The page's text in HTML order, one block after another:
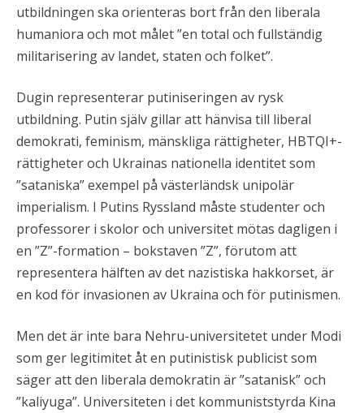
utbildningen ska orienteras bort från den liberala
humaniora och mot målet ”en total och fullständig
militarisering av landet, staten och folket”.
Dugin representerar putiniseringen av rysk
utbildning. Putin själv gillar att hänvisa till liberal
demokrati, feminism, mänskliga rättigheter, HBTQI+-
rättigheter och Ukrainas nationella identitet som
”sataniska” exempel på västerländsk unipolär
imperialism. I Putins Ryssland måste studenter och
professorer i skolor och universitet mötas dagligen i
en ”Z”-formation – bokstaven ”Z”, förutom att
representera hälften av det nazistiska hakkorset, är
en kod för invasionen av Ukraina och för putinismen.
Men det är inte bara Nehru-universitetet under Modi
som ger legitimitet åt en putinistisk publicist som
säger att den liberala demokratin är ”satanisk” och
”kaliyuga”. Universiteten i det kommuniststyrda Kina